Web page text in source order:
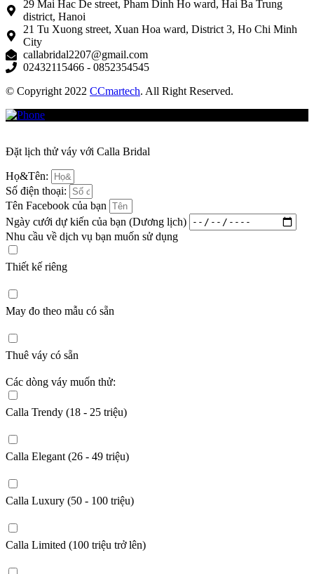
29 Mai Hac De street, Pham Dinh Ho ward, Hai Ba Trung
district, Hanoi
21 Tu Xuong street, Xuan Hoa ward, District 3, Ho Chi Minh
City
callabridal2207@gmail.com
02432115466 - 0852354545
© Copyright 2022 CCmartech. All Right Reserved.
Đặt lịch thử váy với Calla Bridal
Họ&Tên:
Số điện thoại:
Tên Facebook của bạn
Ngày cưới dự kiến của bạn (Dương lịch)
Nhu cầu về dịch vụ bạn muốn sử dụng
Thiết kế riêng
May đo theo mẫu có sẵn
Thuê váy có sẵn
Các dòng váy muốn thử:
Calla Trendy (18 - 25 triệu)
Calla Elegant (26 - 49 triệu)
Calla Luxury (50 - 100 triệu)
Calla Limited (100 triệu trở lên)